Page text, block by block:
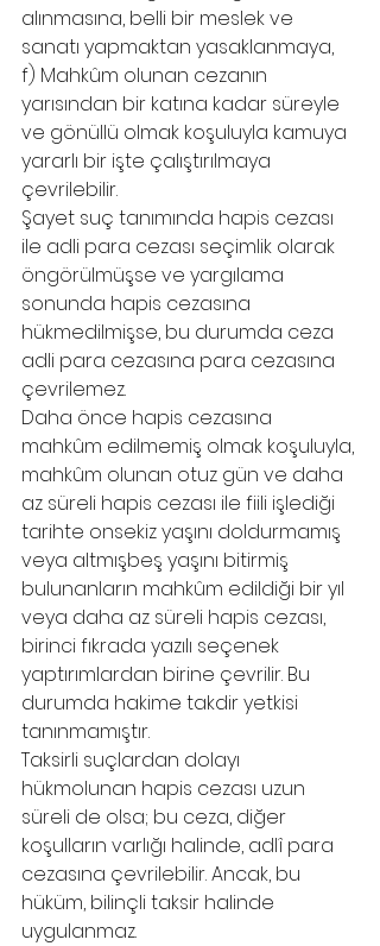
alınmasına, belli bir meslek ve
sanatı yapmaktan yasaklanmaya,
f) Mahkûm olunan cezanın
yarısından bir katına kadar süreyle
ve gönüllü olmak koşuluyla kamuya
yararlı bir işte çalıştırılmaya
çevrilebilir.
Şayet suç tanımında hapis cezası
ile adli para cezası seçimlik olarak
öngörülmüşse ve yargılama
sonunda hapis cezasına
hükmedilmişse, bu durumda ceza
adli para cezasına para cezasına
çevrilemez.
Daha önce hapis cezasına
mahkûm edilmemiş olmak koşuluyla,
mahkûm olunan otuz gün ve daha
az süreli hapis cezası ile fiili işlediği
tarihte onsekiz yaşını doldurmamış
veya altmışbeş yaşını bitirmiş
bulunanların mahkûm edildiği bir yıl
veya daha az süreli hapis cezası,
birinci fıkrada yazılı seçenek
yaptırımlardan birine çevrilir. Bu
durumda hakime takdir yetkisi
tanınmamıştır.
Taksirli suçlardan dolayı
hükmolunan hapis cezası uzun
süreli de olsa; bu ceza, diğer
koşulların varlığı halinde, adlî para
cezasına çevrilebilir. Ancak, bu
hüküm, bilinçli taksir halinde
uygulanmaz.